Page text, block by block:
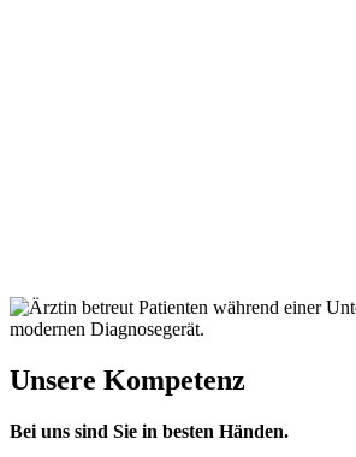
Unsere Kompetenz
Bei uns sind Sie in besten Händen.